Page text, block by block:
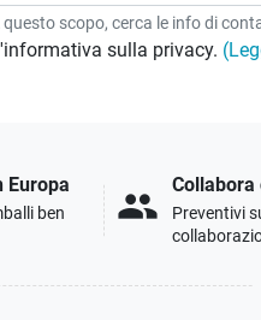
scopo, cerca le info di
sulla privacy.
Europa
ben
people
Collabora
Preventivi